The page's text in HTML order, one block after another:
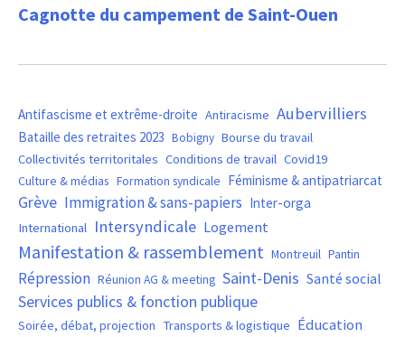
Cagnotte du campement de Saint-Ouen
Antifascisme et extrême-droite Antiracisme Aubervilliers
Bataille des retraites 2023 Bobigny Bourse du travail
Collectivités territoritales Conditions de travail Covid19
Culture & médias Formation syndicale Féminisme & antipatriarcat
Grève Immigration & sans-papiers Inter-orga
International Intersyndicale Logement
Manifestation & rassemblement Montreuil Pantin
Répression Réunion AG & meeting Saint-Denis Santé social
Services publics & fonction publique
Soirée, débat, projection Transports & logistique Éducation